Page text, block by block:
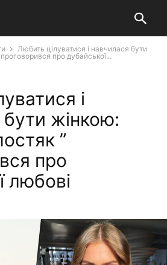
Любить цілуватися і навчилася бути
про дубайської...
і
жінкою:
”
про
любові